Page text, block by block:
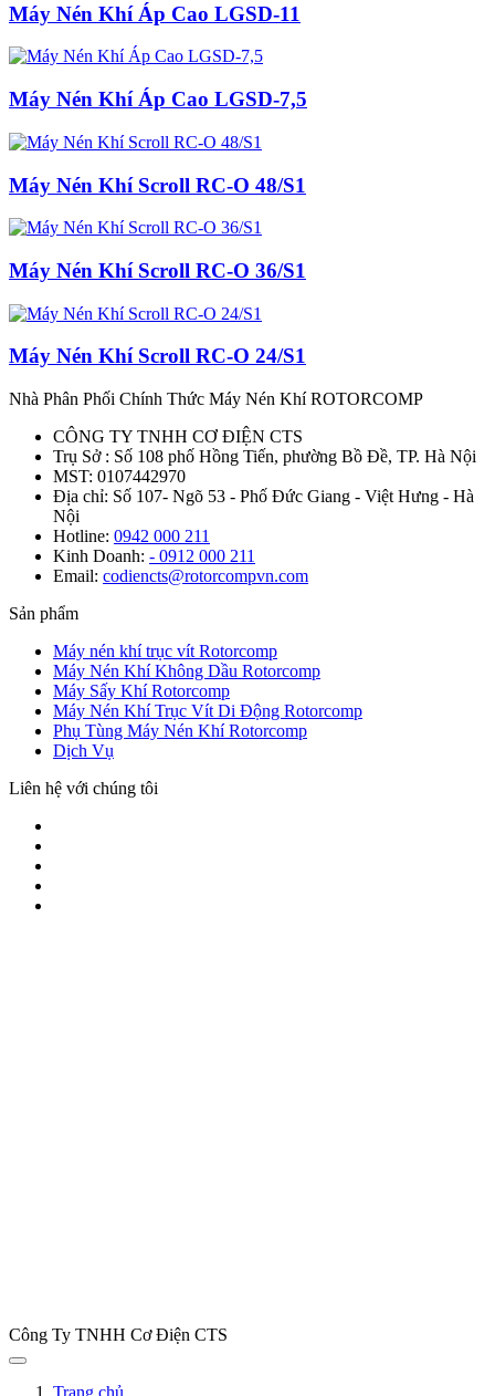
Máy Nén Khí Áp Cao LGSD-11
Máy Nén Khí Áp Cao LGSD-7,5
Máy Nén Khí Scroll RC-O 48/S1
Máy Nén Khí Scroll RC-O 36/S1
Máy Nén Khí Scroll RC-O 24/S1
Nhà Phân Phối Chính Thức Máy Nén Khí ROTORCOMP
CÔNG TY TNHH CƠ ĐIỆN CTS
Trụ Sở : Số 108 phố Hồng Tiến, phường Bồ Đề, TP. Hà Nội
MST: 0107442970
Địa chỉ: Số 107- Ngõ 53 - Phố Đức Giang - Việt Hưng - Hà
Nội
Hotline: 0942 000 211
Kinh Doanh: - 0912 000 211
Email: codiencts@rotorcompvn.com
Sản phẩm
Máy nén khí trục vít Rotorcomp
Máy Nén Khí Không Dầu Rotorcomp
Máy Sấy Khí Rotorcomp
Máy Nén Khí Trục Vít Di Động Rotorcomp
Phụ Tùng Máy Nén Khí Rotorcomp
Dịch Vụ
Liên hệ với chúng tôi
Công Ty TNHH Cơ Điện CTS